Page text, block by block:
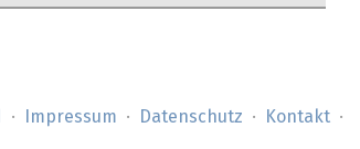
Impressum Datenschutz Kontakt